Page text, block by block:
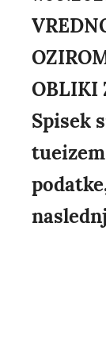
OBLIKI
Spisek